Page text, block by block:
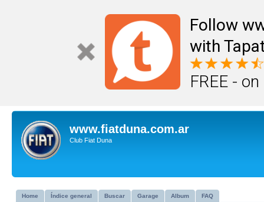
Follow
with
FREE -
www.fiatduna.com.ar
Club Fiat Duna
Home Índice general Buscar Garage Album FAQ